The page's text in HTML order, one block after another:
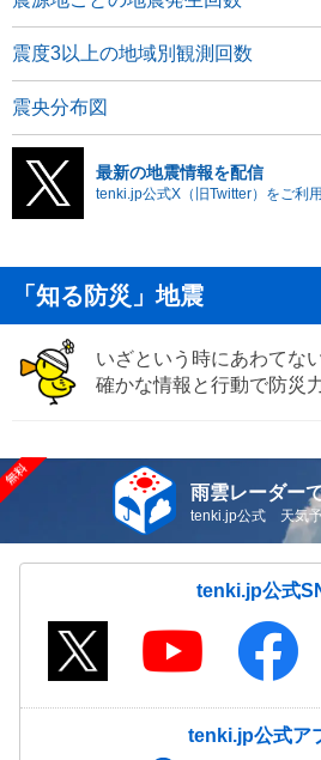
震度3以上の地域別観測回数
震央分布図
最新の地震情報を配信
tenki.jp公式X（旧Twitter）をご利用
「知る防災」地震
いざという時にあわてな
確かな情報と行動で防災
雨雲レーダー
tenki.jp公式 天気予
tenki.jp公式
tenki.jp公式ア